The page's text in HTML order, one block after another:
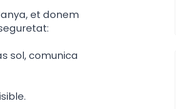
et donem
sol, comunica